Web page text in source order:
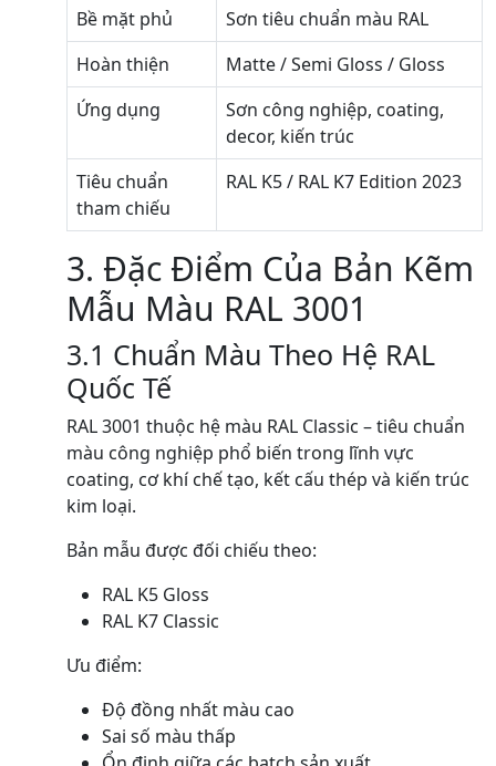
Bề mặt phủ
Sơn tiêu chuẩn màu RAL
Hoàn thiện
Matte / Semi Gloss / Gloss
Ứng dụng
Sơn công nghiệp, coating,
decor, kiến trúc
Tiêu chuẩn
tham chiếu
RAL K5 / RAL K7 Edition 2023
3. Đặc Điểm Của Bản Kẽm
Mẫu Màu RAL 3001
3.1 Chuẩn Màu Theo Hệ RAL
Quốc Tế
RAL 3001 thuộc hệ màu RAL Classic – tiêu chuẩn
màu công nghiệp phổ biến trong lĩnh vực
coating, cơ khí chế tạo, kết cấu thép và kiến trúc
kim loại.
Bản mẫu được đối chiếu theo:
RAL K5 Gloss
RAL K7 Classic
Ưu điểm:
Độ đồng nhất màu cao
Sai số màu thấp